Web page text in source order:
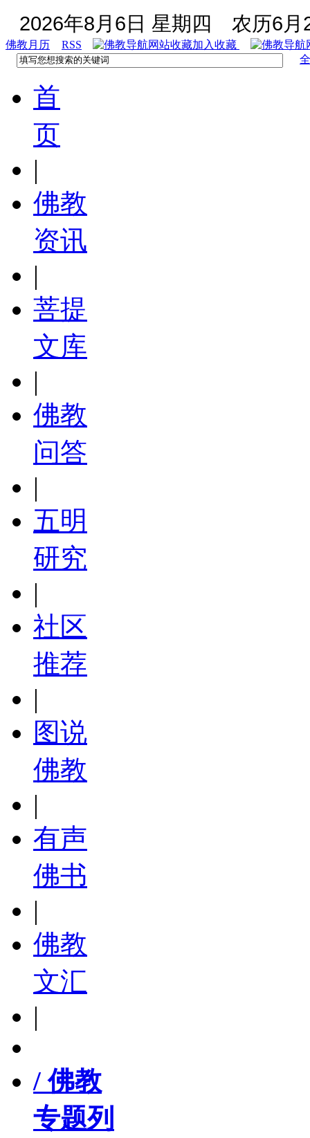
2026年8月6日 星期四 农历6月
佛教月历 RSS
加入收藏
首
页
|
佛教
资讯
|
菩提
文库
|
佛教
问答
|
五明
研究
|
社区
推荐
|
图说
佛教
|
有声
佛书
|
佛教
文汇
|
/ 佛教
专题列